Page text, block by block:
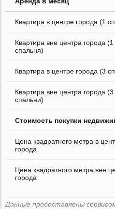
Квартира в центре города (1
Квартира вне центра города (1
спальня)
Квартира в центре города (3
Квартира вне центра города (3
спальни)
Стоимость покупки
Цена квадратного метра в
города
Цена квадратного метра вне
города
Данные предоставлены